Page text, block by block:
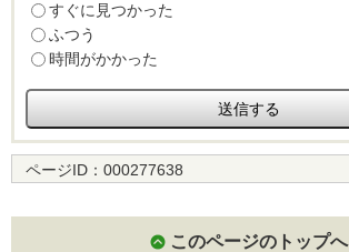
すぐに見つかった
ふつう
時間がかかった
ページID： 000277638
このページのトップへ